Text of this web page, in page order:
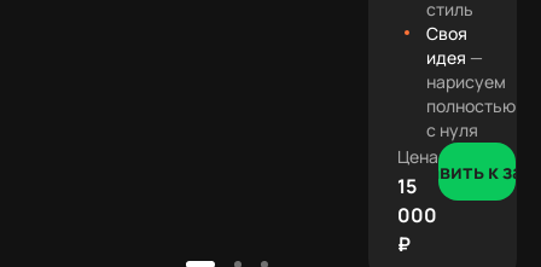
стиль
Своя
идея —
нарисуем
полностью
с нуля
Цена
15
000
₽
Добавить к